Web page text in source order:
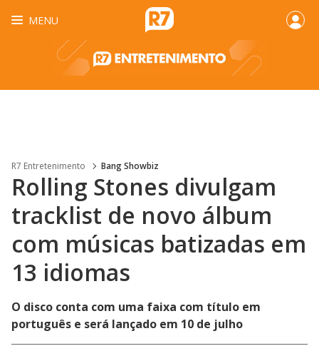
MENU
R7 Entretenimento Bang Showbiz
Rolling Stones divulgam
tracklist de novo álbum
com músicas batizadas em
13 idiomas
O disco conta com uma faixa com título em
português e será lançado em 10 de julho